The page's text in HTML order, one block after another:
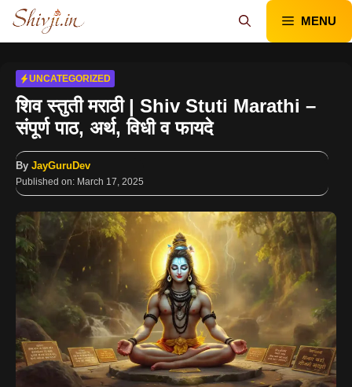
Skip
content
MENU
UNCATEGORIZED
शिव स्तुती मराठी | Shiv Stuti Marathi –
संपूर्ण पाठ, अर्थ, विधी व फायदे
By JayGuruDev
Published on: March 17, 2025